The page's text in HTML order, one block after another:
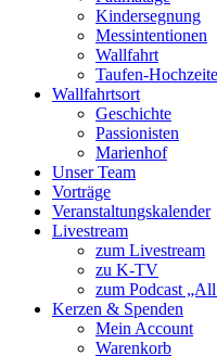
Kindersegnung
Messintentionen
Wallfahrt
Taufen-
Wallfahrtsort
Geschichte
Passionisten
Marienhof
Unser Team
Vorträge
Veranstaltungskalender
Livestream
zum Livestream
zu K-TV
zum Podcast
Kerzen & Spenden
Mein Account
Warenkorb